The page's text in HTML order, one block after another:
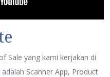
Sale yang kami kerjakan di
Scanner App, Product